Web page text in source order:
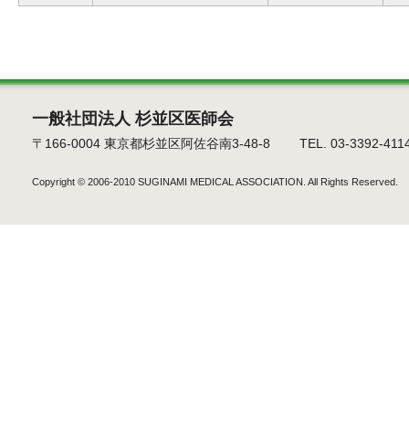
一般社団法人 杉並区医師会
〒166-0004 東京都杉並区阿佐谷南3-48-8 TEL. 03-3392-
Copyright © 2006-2010 SUGINAMI MEDICAL ASSOCIATION. All Rights Reserved.